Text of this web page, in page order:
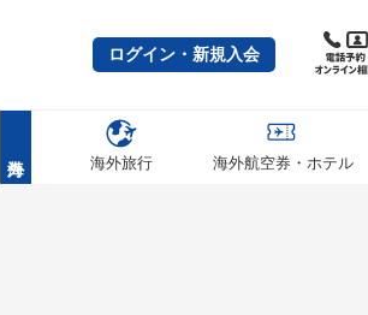
ログイン・新規入会
海外旅行 海外航空券・ホテル